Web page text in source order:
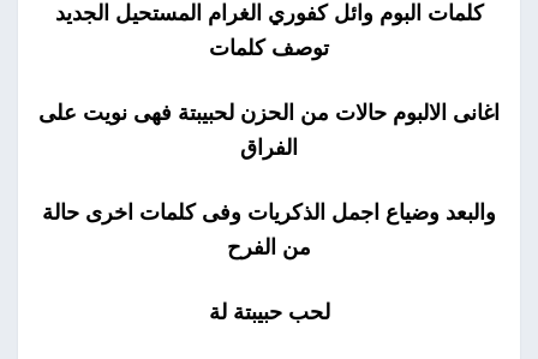
كلمات البوم وائل كفوري الغرام المستحيل الجديد
توصف كلمات
اغانى الالبوم حالات من الحزن لحبيبتة فهى نويت على
الفراق
والبعد وضياع اجمل الذكريات وفى كلمات اخرى حالة
من الفرح
لحب حبيبتة لة